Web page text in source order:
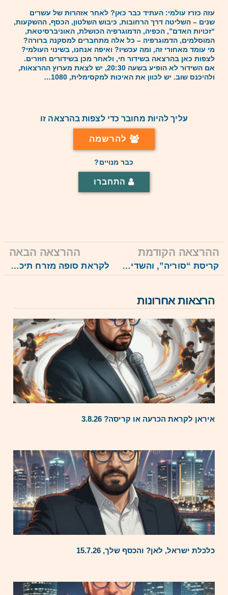
עזה כזרז עולמי: העתיד כבר כאן? לאחר אזהרות של עשרים
שנים – השליטה דרך הרחובות, כיבוש השלטון, הכסף, ההשקעות,
“זכויות האדם”, הכפיה, הדמוגרפיה הכושלת, האוניברסיטאת,
המוסלמים, הדמוגרפיה – כל אלה מתחברים למסקנה ברורה?
מי עומד מאחורי זה, ומה עכשיו? ואיפה אנחנו, בשינוי העולמי?
לצפות כאן בהרצאה בשידור חי, ולאחר מכן בשידורים חוזרים.
אם השידור לא הופיע בשעה 20:30, יש לצאת מערוץ ההרצאות,
ולהיכנס שוב. יש לכוון את האיכות למקסימלית, 1080…
עליך להיות מחובר כדי לצפות בהרצאה זו
להרשמה
כבר מנויים?
התחברו
ההרצאה הקודמת
קריסת “סוריה”, והשדים בשמי ארה”ב: חצי שנה אחרי – והשדים כבר משתוללים? 15.7.25
ההרצאה הבאה
לקראת סופה מזרח תיכונית חדשה סביבנו? חורף ערבי חדש? 19.8.25
הרצאות אחרונות
איראן לקראת הכרעה או קריסה? 3.8.26
כלכלת ישראל, לאן? והכסף שלך, 15.7.26